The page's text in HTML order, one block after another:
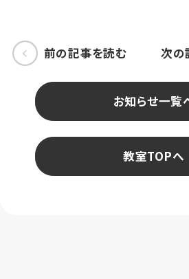
前の記事を読む 次の
お知らせ一覧
教室TOPへ